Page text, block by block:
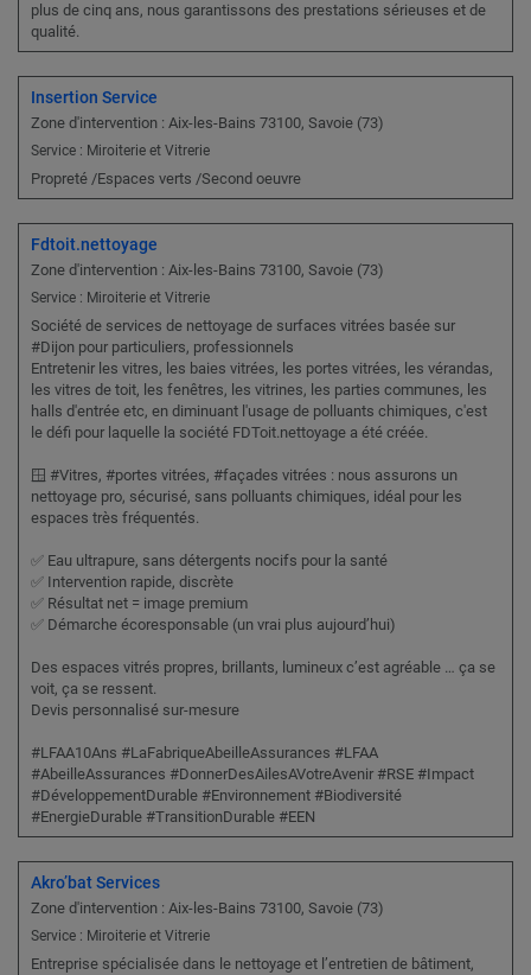
plus de cinq ans, nous garantissons des prestations sérieuses et de
qualité.
Insertion Service
Zone d'intervention : Aix-les-Bains 73100, Savoie (73)
Service : Miroiterie et Vitrerie
Propreté /Espaces verts /Second oeuvre
Fdtoit.nettoyage
Zone d'intervention : Aix-les-Bains 73100, Savoie (73)
Service : Miroiterie et Vitrerie
Société de services de nettoyage de surfaces vitrées basée sur
#Dijon pour particuliers, professionnels
Entretenir les vitres, les baies vitrées, les portes vitrées, les vérandas,
les vitres de toit, les fenêtres, les vitrines, les parties communes, les
halls d'entrée etc, en diminuant l'usage de polluants chimiques, c'est
le défi pour laquelle la société FDToit.nettoyage a été créée.
🪟 #Vitres, #portes vitrées, #façades vitrées : nous assurons un
nettoyage pro, sécurisé, sans polluants chimiques, idéal pour les
espaces très fréquentés.
✅ Eau ultrapure, sans détergents nocifs pour la santé
✅ Intervention rapide, discrète
✅ Résultat net = image premium
✅ Démarche écoresponsable (un vrai plus aujourd’hui)
Des espaces vitrés propres, brillants, lumineux c’est agréable … ça se
voit, ça se ressent.
Devis personnalisé sur-mesure
#LFAA10Ans #LaFabriqueAbeilleAssurances #LFAA
#AbeilleAssurances #DonnerDesAilesAVotreAvenir #RSE #Impact
#DéveloppementDurable #Environnement #Biodiversité
#EnergieDurable #TransitionDurable #EEN
Akro’bat Services
Zone d'intervention : Aix-les-Bains 73100, Savoie (73)
Service : Miroiterie et Vitrerie
Entreprise spécialisée dans le nettoyage et l’entretien de bâtiment,